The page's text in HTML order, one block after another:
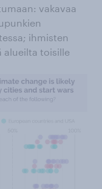
vakavaa
ihmisten
alueilta toisille